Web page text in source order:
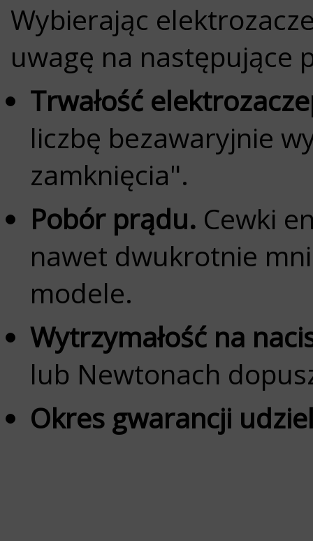
Wybierając
uwagę na następujące
Trwałość
liczbę bezawaryjnie
zamknięcia".
Pobór prądu. Cewki
nawet dwukrotnie
modele.
Wytrzymałość na
lub Newtonach
Okres gwarancji